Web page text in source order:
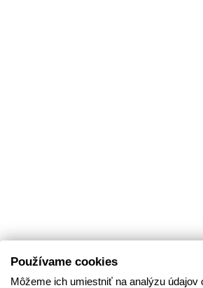
Používame cookies
Môžeme ich umiestniť na analýzu